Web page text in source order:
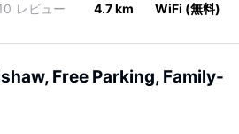
レビュー 4.7 km WiFi (無料)
Free Parking, Family-